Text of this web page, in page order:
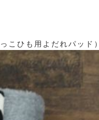
こひも用よだれパッド）